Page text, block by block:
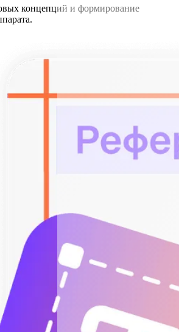
концепций и формирование